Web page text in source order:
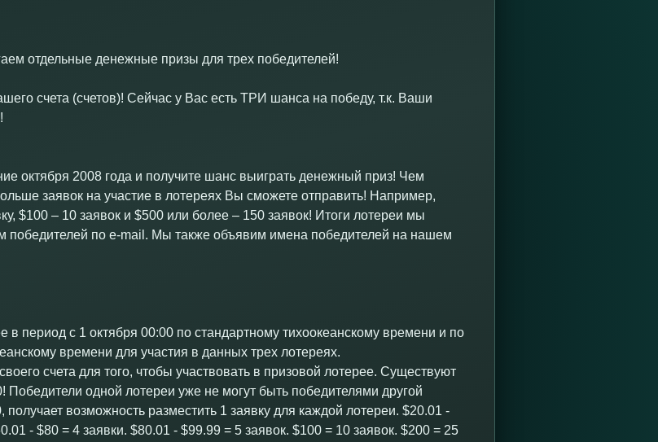
отдельные денежные призы для трех победителей!
счета (счетов)! Сейчас у Вас есть ТРИ шанса на победу, т.к. Ваши
октября 2008 года и получите шанс выиграть денежный приз! Чем
заявок на участие в лотереях Вы сможете отправить! Например,
$100 – 10 заявок и $500 или более – 150 заявок! Итоги лотереи мы
по e-mail. Мы также объявим имена победителей на нашем
в период с 1 октября 00:00 по стандартному тихоокеанскому времени и по
времени для участия в данных трех лотереях.
счета для того, чтобы участвовать в призовой лотерее. Существуют
Победители одной лотереи уже не могут быть победителями другой
возможность разместить 1 заявку для каждой лотереи. $20.01 -
- $80 = 4 заявки. $80.01 - $99.99 = 5 заявок. $100 = 10 заявок. $200 = 25